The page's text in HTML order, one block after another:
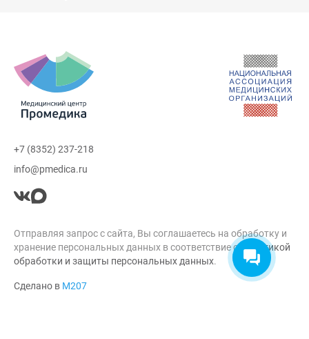
+7 (8352) 237-218
info@pmedica.ru
Отправляя запрос с сайта, Вы соглашаетесь на обработку и
хранение персональных данных в соответствие с Политикой
обработки и защиты персональных данных.
Сделано в М207